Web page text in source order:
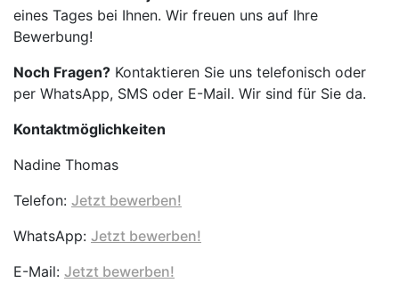
eines Tages bei Ihnen. Wir freuen uns auf Ihre
Bewerbung!
Noch Fragen? Kontaktieren Sie uns telefonisch oder
per WhatsApp, SMS oder E-Mail. Wir sind für Sie da.
Kontaktmöglichkeiten
Nadine Thomas
Telefon: Jetzt bewerben!
WhatsApp: Jetzt bewerben!
E-Mail: Jetzt bewerben!